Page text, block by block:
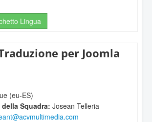
Lingua
per Joomla
(eu-ES)
Squadra: Josean Telleria